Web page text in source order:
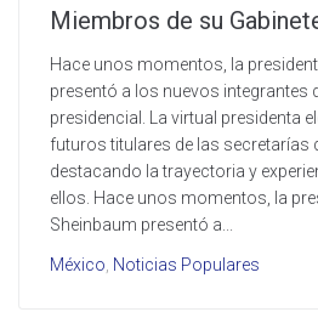
Miembros de su
Hace unos momentos, la
presentó a los nuevos integrantes
presidencial. La virtual presidenta
futuros titulares de las secretarías
destacando la trayectoria y
ellos. Hace unos momentos, la
Sheinbaum presentó a...
México Noticias Populares